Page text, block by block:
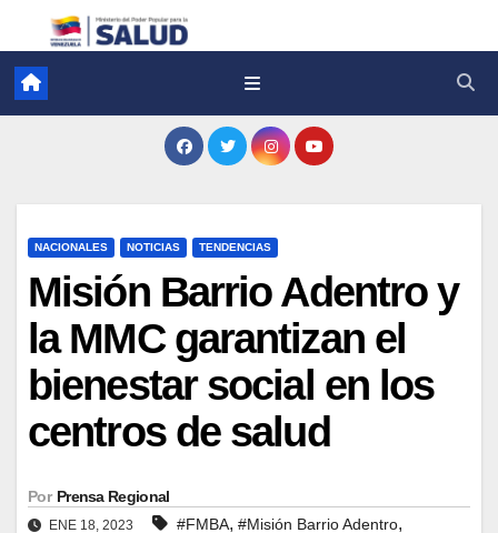
NACIONALES NOTICIAS TENDENCIAS
Misión Barrio Adentro y
la MMC garantizan el
bienestar social en los
centros de salud
Por Prensa Regional
ENE 18, 2023 #FMBA, #Misión Barrio Adentro,